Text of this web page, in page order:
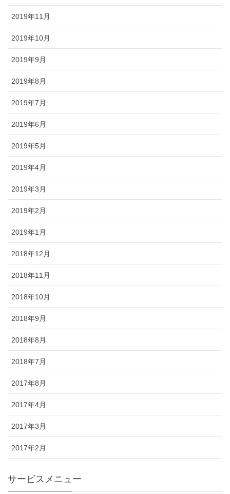
2019年11月
2019年10月
2019年9月
2019年8月
2019年7月
2019年6月
2019年5月
2019年4月
2019年3月
2019年2月
2019年1月
2018年12月
2018年11月
2018年10月
2018年9月
2018年8月
2018年7月
2017年8月
2017年4月
2017年3月
2017年2月
サービスメニュー